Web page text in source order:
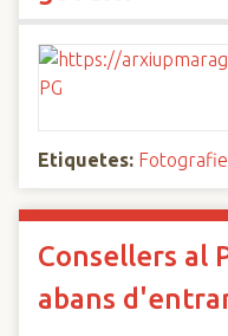
Etiquetes:
Consellers al
abans